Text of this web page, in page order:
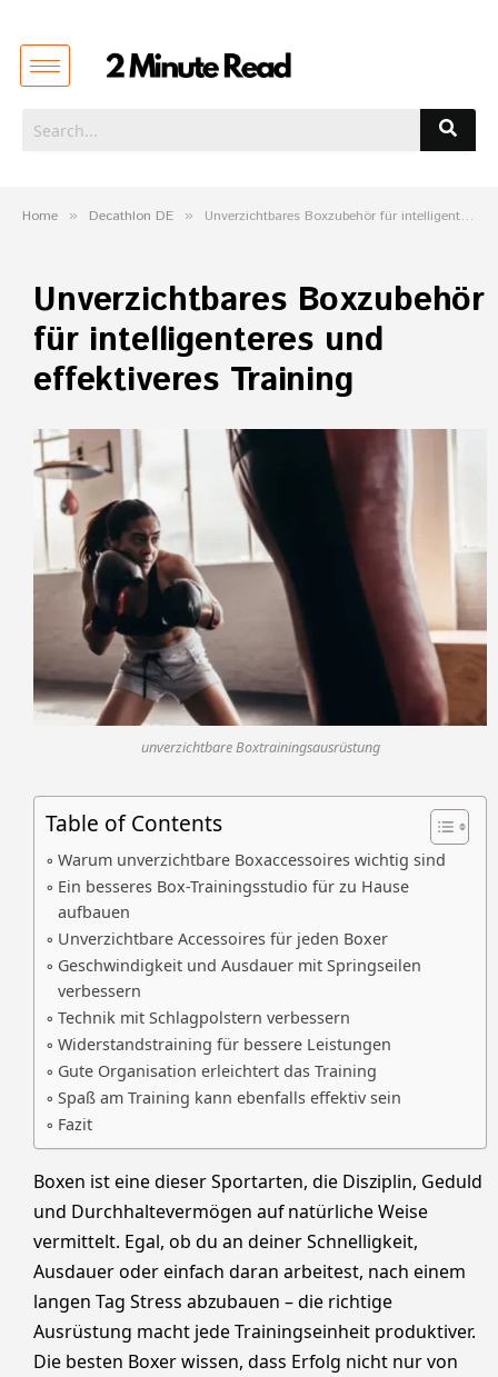
Home » Decathlon DE » Unverzichtbares Boxzubehör für intelligenteres und effektiveres Training
Unverzichtbares Boxzubehör
für intelligenteres und
effektiveres Training
unverzichtbare Boxtrainingsausrüstung
Table of Contents
Warum unverzichtbare Boxaccessoires wichtig sind
Ein besseres Box-Trainingsstudio für zu Hause
aufbauen
Unverzichtbare Accessoires für jeden Boxer
Geschwindigkeit und Ausdauer mit Springseilen
verbessern
Technik mit Schlagpolstern verbessern
Widerstandstraining für bessere Leistungen
Gute Organisation erleichtert das Training
Spaß am Training kann ebenfalls effektiv sein
Fazit
Boxen ist eine dieser Sportarten, die Disziplin, Geduld
und Durchhaltevermögen auf natürliche Weise
vermittelt. Egal, ob du an deiner Schnelligkeit,
Ausdauer oder einfach daran arbeitest, nach einem
langen Tag Stress abzubauen – die richtige
Ausrüstung macht jede Trainingseinheit produktiver.
Die besten Boxer wissen, dass Erfolg nicht nur von